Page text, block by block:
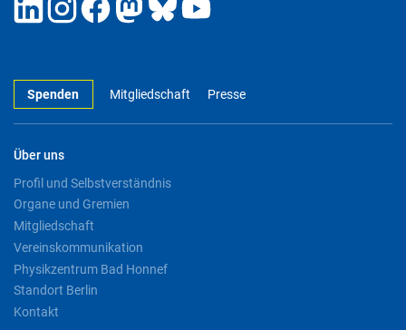
Spenden Mitgliedschaft Presse
Über uns
Profil und Selbstverständnis
Organe und Gremien
Mitgliedschaft
Vereinskommunikation
Physikzentrum Bad Honnef
Standort Berlin
Kontakt